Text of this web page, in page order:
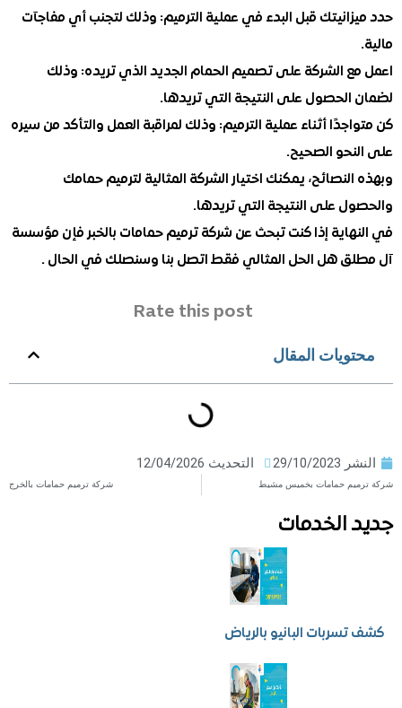
قبل البدء في عملية الترميم: وذلك لتجنب أي مفاجآت
الشركة على تصميم الحمام الجديد الذي تريده: وذلك
على النتيجة التي تريدها.
أثناء عملية الترميم: وذلك لمراقبة العمل والتأكد من سيره
الصحيح.
يمكنك اختيار الشركة المثالية لترميم حمامك
على النتيجة التي تريدها.
إذا كنت تبحث عن شركة ترميم حمامات بالخبر فإن مؤسسة
هل الحل المثالي فقط اتصل بنا وسنصلك في الحال .
Rate this post
المقال
29/10/2023 التحديث 12/04/2026
حمامات بخميس مشيط شركة ترميم حمامات بالخرج
الخدمات
البانيو بالرياض